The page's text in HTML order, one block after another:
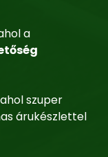
a
szuper
árukészlettel